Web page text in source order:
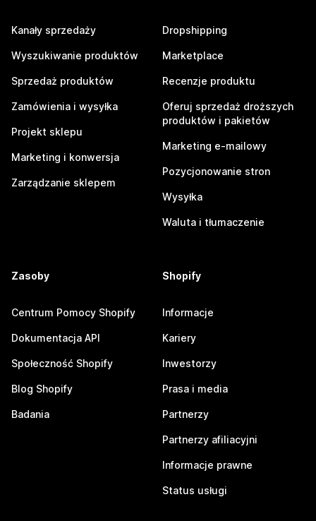
Kanały sprzedaży
Wyszukiwanie produktów
Sprzedaż produktów
Zamówienia i wysyłka
Projekt sklepu
Marketing i konwersja
Zarządzanie sklepem
Dropshipping
Marketplace
Recenzje produktu
Oferuj sprzedaż droższych
produktów i pakietów
Marketing e-mailowy
Pozycjonowanie stron
Wysyłka
Waluta i tłumaczenie
Zasoby
Centrum Pomocy Shopify
Dokumentacja API
Społeczność Shopify
Blog Shopify
Badania
Shopify
Informacje
Kariery
Inwestorzy
Prasa i media
Partnerzy
Partnerzy afiliacyjni
Informacje prawne
Status usługi